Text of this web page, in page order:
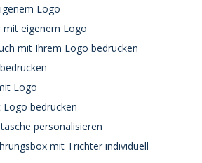
Logo
eigenem Logo
mit Ihrem Logo bedrucken
Logo
Logo bedrucken
personalisieren
mit Trichter individuell